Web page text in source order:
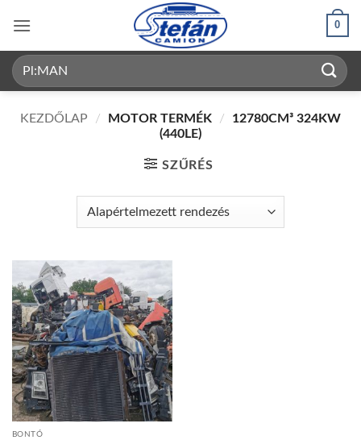
content
0
Keresés
a
KEZDŐLAP / MOTOR TERMÉK /
12780CM³ 324KW
(440LE)
SZŰRÉS
BONTÓ